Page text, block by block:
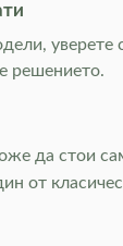
решението.
да стои
от